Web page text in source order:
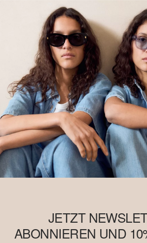
JETZT
ABONNIEREN UND